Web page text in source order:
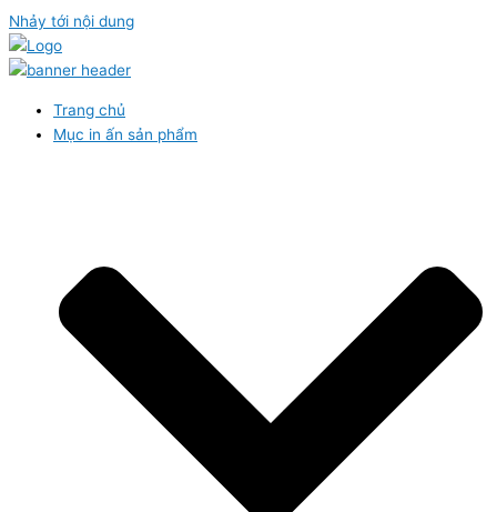
Nhảy tới nội dung
Trang chủ
Mục in ấn sản phẩm